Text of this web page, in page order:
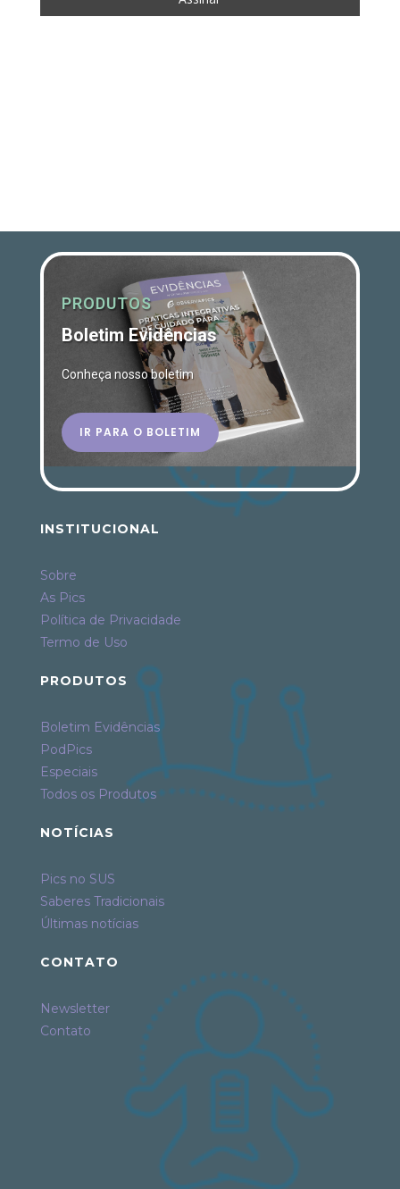
PRODUTOS
Boletim Evidências
Conheça nosso boletim
IR PARA O BOLETIM
INSTITUCIONAL
Sobre
As Pics
Política de Privacidade
Termo de Uso
PRODUTOS
Boletim Evidências
PodPics
Especiais
Todos os Produtos
NOTÍCIAS
Pics no SUS
Saberes Tradicionais
Últimas notícias
CONTATO
Newsletter
Contato